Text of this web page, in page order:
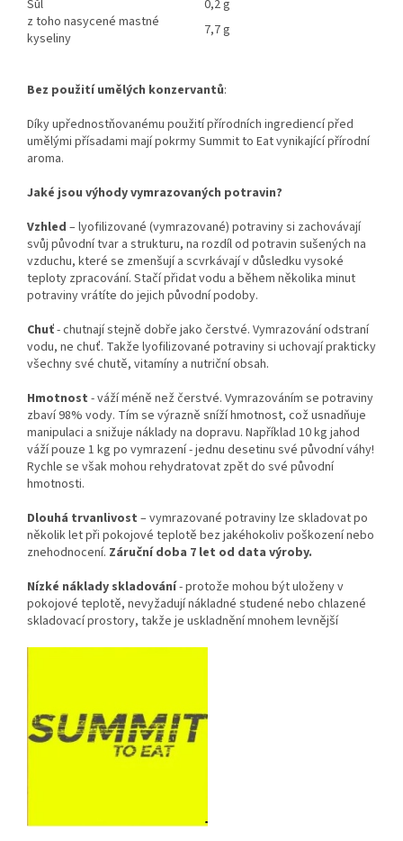
Sůl
0,2 g
z toho nasycené mastné
kyseliny
7,7 g
Bez použití umělých konzervantů:
Díky upřednostňovanému použití přírodních ingrediencí před
umělými přísadami mají pokrmy Summit to Eat vynikající přírodní
aroma.
Jaké jsou výhody vymrazovaných potravin?
Vzhled – lyofilizované (vymrazované) potraviny si zachovávají
svůj původní tvar a strukturu, na rozdíl od potravin sušených na
vzduchu, které se zmenšují a scvrkávají v důsledku vysoké
teploty zpracování. Stačí přidat vodu a během několika minut
potraviny vrátíte do jejich původní podoby.
Chuť- chutnají stejně dobře jako čerstvé. Vymrazování odstraní
vodu, ne chuť. Takže lyofilizované potraviny si uchovají prakticky
všechny své chutě, vitamíny a nutriční obsah.
Hmotnost - váží méně než čerstvé. Vymrazováním se potraviny
zbaví 98% vody. Tím se výrazně sníží hmotnost, což usnadňuje
manipulaci a snižuje náklady na dopravu. Například 10 kg jahod
váží pouze 1 kg po vymrazení - jednu desetinu své původní váhy!
Rychle se však mohou rehydratovat zpět do své původní
hmotnosti.
Dlouhá trvanlivost – vymrazované potraviny lze skladovat po
několik let při pokojové teplotě bez jakéhokoliv poškození nebo
znehodnocení. Záruční doba 7 let od data výroby.
Nízké náklady skladování- protože mohou být uloženy v
pokojové teplotě, nevyžadují nákladné studené nebo chlazené
skladovací prostory, takže je uskladnění mnohem levnější